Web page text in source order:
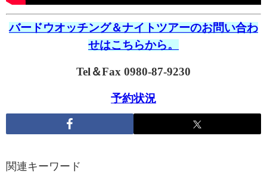
バードウオッチング＆ナイトツアーのお問い合わ
せはこちらから。
Tel＆Fax 0980-87-9230
予約状況
関連キーワード